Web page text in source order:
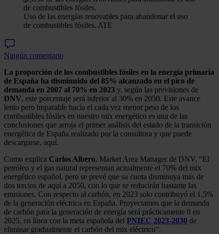
Uso de las energías renovables para abandonar el uso
de combustibles fósiles. ATE
Ningún comentario
La proporción de los combustibles fósiles en la energía primaria
de España ha disminuido del 85% alcanzado en el pico de
demanda en 2007 al 70% en 2023 y, según las previsiones de
DNV, este porcentaje será inferior al 30% en 2050. Este avance
lento pero imparable hacia el cada vez menor peso de los
combustibles fósiles en nuestro mix energético es una de las
conclusiones que arroja el primer análisis del estado de la transición
energética de España realizado por la consultora y que puede
descargarse, aquí.
Como explica Carlos Albero, Market Area Manager de DNV, “El
petróleo y el gas natural representan actualmente el 70% del mix
energético español, pero se prevé que su cuota disminuya más de
dos tercios de aquí a 2050, con lo que se reducirán bastante las
emisiones. Con respecto al carbón, en 2023 solo contribuyó el 1,5%
de la generación eléctrica en España. Proyectamos que la demanda
de carbón para la generación de energía será prácticamente 0 en
2025, en línea con la meta española del PNIEC 2023-2030 de
eliminar gradualmente el carbón del mix eléctrico”.